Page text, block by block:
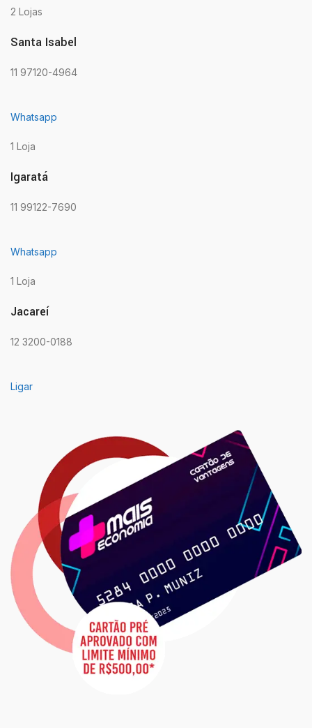
2 Lojas
Santa Isabel
11 97120-4964
Whatsapp
1 Loja
Igaratá
11 99122-7690
Whatsapp
1 Loja
Jacareí
12 3200-0188
Ligar